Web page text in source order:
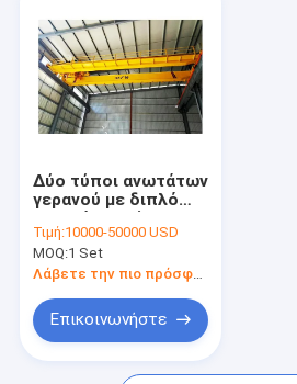
Ηλεκτρικό βαρούλκο
Λιμενικός πύλη γερανός
Γέφυρα που δημιουργεί τη μηχανή
Στοιβαχτής προσιτότητας
Γερανός υπερυψωμένων γεφυρών
Δύο τύποι ανωτάτων
γερανού με διπλό
λειτουργία γερανού
γέφυρας
Τιμή:10000-50000 USD
MOQ:1 Set
Λάβετε την πιο πρόσφατη τιμή
Επικοινωνήστε